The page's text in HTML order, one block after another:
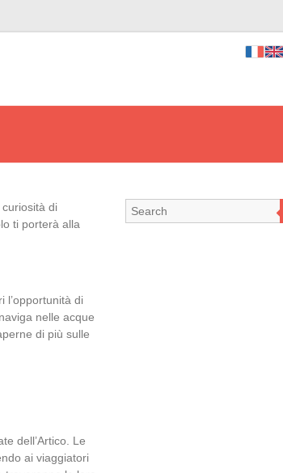
di
ti porterà alla
l’opportunità di
naviga nelle acque
di più sulle
dell’Artico. Le
ai viaggiatori